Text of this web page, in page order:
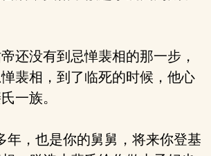
还没有到忌惮裴相的那一步，
裴相，到了临死的时候，他心
一族。
，也是你的舅舅，将来你登基